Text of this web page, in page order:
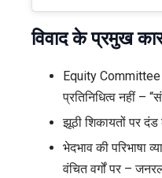
विवाद के प्रमुख
Equity
प्रतिनिधित्व नहीं –
झूठी शिकायतों पर दंड
भेदभाव की
वंचित वर्गों पर –